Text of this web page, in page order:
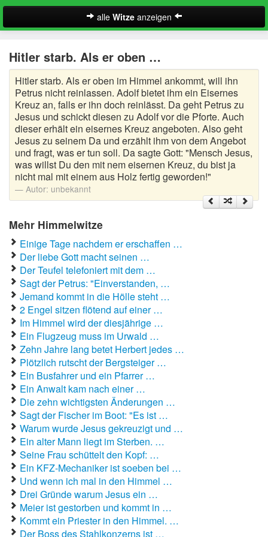
alle Witzeanzeigen
A-Klasse Witze
Akademiker Witze
Al Bundy Sprüche
Alle Kinder Sprüche
Anrufbeantworter Ansagen
Antiwitze
Arbeitswitze
Arztwitze
Autoaufkleber Sprüche
Bankerwitze
Bart Simpson Sprüche
Bauernregeln
Bauernwitze
Bayern Witze
Beamtenwitze
Bierwitze
Bill Clinton Witze
Blondinenwitze
Suche
Hitler starb. Als er oben …
Hitler starb. Als er oben im Himmel ankommt, will ihn
Petrus nicht reinlassen. Adolf bietet ihm ein Eisernes
Kreuz an, falls er ihn doch reinlässt. Da geht Petrus zu
Jesus und schickt diesen zu Adolf vor die Pforte. Auch
dieser erhält ein eisernes Kreuz angeboten. Also geht
Jesus zu seinem Da und erzählt ihm von dem Angebot
und fragt, was er tun soll. Da sagte Gott: "Mensch Jesus,
was willst Du den mit nem eisernen Kreuz, du bist ja
nicht mal mit einem aus Holz fertig geworden!"
Autor: unbekannt
Mehr Himmelwitze
Einige Tage nachdem er erschaffen …
Der liebe Gott macht seinen …
Der Teufel telefoniert mit dem …
Sagt der Petrus: "Einverstanden, …
Jemand kommt in die Hölle steht …
2 Engel sitzen flötend auf einer …
Im Himmel wird der diesjährige …
Ein Flugzeug muss im Urwald …
Zehn Jahre lang betet Herbert jedes …
Plötzlich rutscht der Bergsteiger …
Ein Busfahrer und ein Pfarrer …
Ein Anwalt kam nach einer …
Die zehn wichtigsten Änderungen …
Sagt der Fischer im Boot: "Es ist …
Warum wurde Jesus gekreuzigt und …
Ein alter Mann liegt im Sterben. …
Seine Frau schüttelt den Kopf: …
Ein KFZ-Mechaniker ist soeben bei …
Und wenn ich mal in den Himmel …
Drei Gründe warum Jesus ein …
Meier ist gestorben und kommt in …
Kommt ein Priester in den Himmel. …
Der Boss des Stahlkonzerns ist …